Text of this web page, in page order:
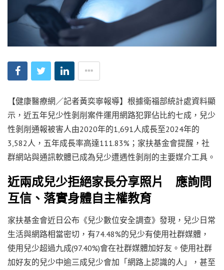
【健康醫療網／記者黃奕寧報導】根據衛福部統計處資料顯
示，近五年兒少性剝削案件運用網路犯罪佔比約七成，兒少
性剝削通報被害人由2020年的1,691人成長至2024年的
3,582人，五年成長率高達111.83%；家扶基金會提醒，社
群網站與通訊軟體已成為兒少遭遇性剝削的主要媒介工具。
近兩成兒少拒絕家長分享照片 應詢問
互信、落實身體自主權教育
家扶基金會近日公布《兒少數位安全調查》發現，兒少日常
生活與網路相當密切，有74.48%的兒少有使用社群媒體，
使用兒少超過九成(97.40%)會在社群媒體加好友。使用社群
加好友的兒少中逾三成兒少會加「網路上認識的人」，甚至